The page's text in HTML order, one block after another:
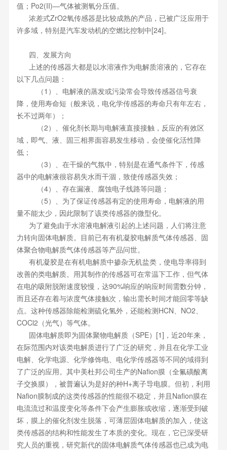
值；Po2(II)—气体被测氧分压值。
浓差式ZrO2氧传感器是比较成熟的产品，已被广泛应用于
许多域，特别是汽车发动机的空燃比控制中[24]。
四、发展方向
上述的传感器大都是以水溶液作为电解质溶液的，它存在
以下几点问题：
（1）、电解液的蒸发或污染常会导致传感器信号衰
降，使用寿命短（般来说，电化学传感器的寿命只有年左右，
长不过两年）；
（2）、催化剂长期与电解液直接接触，反应的有效区
域，即气、液、固三相界面容易发生移动，会使催化活性降
低；
（3）、在干燥的气氛中，特别是在通气条件下，传感
器中的电解液很容易失水而干涸，致使传感器失效；
（4）、存在漏液、腐蚀电子线路等问题；
（5）、为了保证传感器有定的使用寿命，电解液的用
量不能太少，因此限制了该类传感器的微型化。
为了避免由于水溶液电解液引起的上述问题，人们将注意
力转向固体电解质。目前已有有机凝胶电解质气体传感器、固
体聚合物电解质气体传感器等产品问世。
有机凝胶是在有机电解质中掺杂无机盐类，使电导率得到
改善的类电解质。用其制作的传感器可在常温下工作，但气体
在电的吸附脱附速度较慢，达90%响应的响应时间需数分钟，
而且还存在着与浓度气体接触次，输出需长时间才能回零等缺
点。这种传感器除能检测硫化氢外，还能检测HCN、NO2、
COCl2（光气）等气体。
固体电解质即为固体聚物电解质（SPE）[1]，近20年来，
在际范围内对该类电解质进行了广泛的研究，并且在化学工业
电解、化学电源、化学修饰电、电化学传感器等不同的域得到
了广泛的应用。其中美杜邦公司生产的Nafion膜（全氟磺酸离
子交换膜），被普遍认为是好的种H+离子导电膜。但初，利用
Nafion膜制成的这类传感器的性能很不稳定，并且Nafion膜在
电流流过和温度变化等条件下会产生膨胀或收缩，逐渐受到破
坏，膜上的催化剂发生脱落，可薄层固体电解质的加入，使这
类传感器的结构和性能发生了本质的变化。现在，它已深受研
究人员的重视，研究新代的固体电解质气体传感器也已成为电